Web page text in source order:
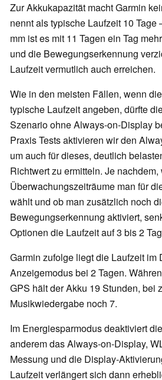
Zur Akkukapazität macht Garmin
nennt als typische Laufzeit 10 Tage
mm ist es mit 11 Tagen ein Tag
und die Bewegungserkennung
Laufzeit vermutlich auch erreichen.
Wie in den meisten Fällen, wenn
typische Laufzeit angeben, dürfte
Szenario ohne Always-on-Display
Praxis Tests aktivieren wir den
um auch für dieses, deutlich
Richtwert zu ermitteln. Je
Überwachungszeiträume man für
wählt und ob man zusätzlich noch
Bewegungserkennung aktiviert,
Optionen die Laufzeit auf 3 bis 2
Garmin zufolge liegt die Laufzeit im
Anzeigemodus bei 2 Tagen.
GPS hält der Akku 19 Stunden, bei
Musikwiedergabe noch 7.
Im Energiesparmodus deaktiviert
anderem das Always-on-Display,
Messung und die Display-
Laufzeit verlängert sich dann